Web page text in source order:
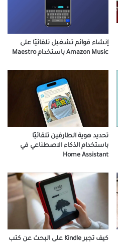
إنشاء قوائم تشغيل تلقائيًا على
Amazon Music باستخدام Maestro
تحديد هوية الطارقين تلقائيًا
باستخدام الذكاء الاصطناعي في
Home Assistant
كيف تجبر Kindle على البحث عن كتب